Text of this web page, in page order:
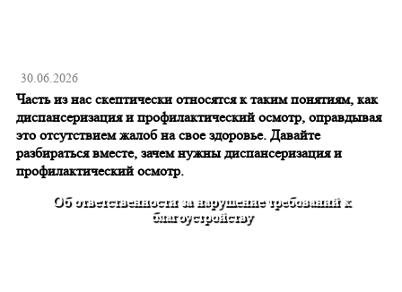
30.06.2026
Часть из нас скептически относятся к таким понятиям, как
диспансеризация и профилактический осмотр, оправдывая
это отсутствием жалоб на свое здоровье. Давайте
разбираться вместе, зачем нужны диспансеризация и
профилактический осмотр.
Об ответственности за нарушение требований к
благоустройству